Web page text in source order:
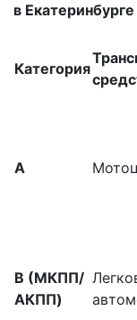
в Екатеринбурге
Категория
А
B (МКПП/
АКПП)